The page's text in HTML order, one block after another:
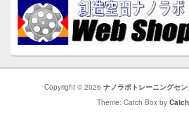
Copyright © 2026 ナノラボトレーニングセン
Theme: Catch Box by